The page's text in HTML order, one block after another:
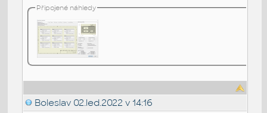
Připojené náhledy
Boleslav 02.led.2022 v 14:16